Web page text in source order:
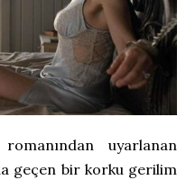
uyarlanan
geçen bir korku gerilim